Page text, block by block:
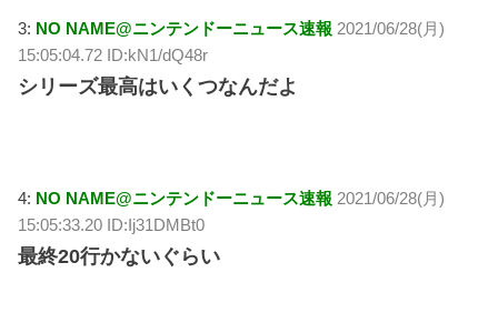
3: NO NAME@ニンテンドーニュース速報 2021/06/28(月)
15:05:04.72 ID:kN1/dQ48r
シリーズ最高はいくつなんだよ
4: NO NAME@ニンテンドーニュース速報 2021/06/28(月)
15:05:33.20 ID:Ij31DMBt0
最終20行かないぐらい